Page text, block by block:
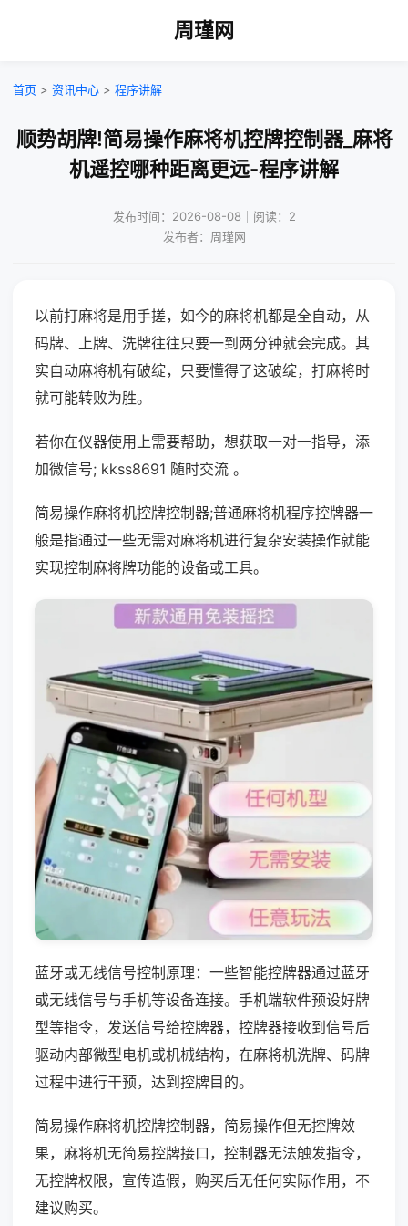
周瑾网
首页 > 资讯中心 > 程序讲解
顺势胡牌!简易操作麻将机控牌控制器_麻将
机遥控哪种距离更远-程序讲解
发布时间：2026-08-08｜阅读：2
发布者：周瑾网
以前打麻将是用手搓，如今的麻将机都是全自动，从
码牌、上牌、洗牌往往只要一到两分钟就会完成。其
实自动麻将机有破绽，只要懂得了这破绽，打麻将时
就可能转败为胜。
若你在仪器使用上需要帮助，想获取一对一指导，添
加微信号; kkss8691 随时交流 。
简易操作麻将机控牌控制器;普通麻将机程序控牌器一
般是指通过一些无需对麻将机进行复杂安装操作就能
实现控制麻将牌功能的设备或工具。
蓝牙或无线信号控制原理：一些智能控牌器通过蓝牙
或无线信号与手机等设备连接。手机端软件预设好牌
型等指令，发送信号给控牌器，控牌器接收到信号后
驱动内部微型电机或机械结构，在麻将机洗牌、码牌
过程中进行干预，达到控牌目的。
简易操作麻将机控牌控制器，简易操作但无控牌效
果，麻将机无简易控牌接口，控制器无法触发指令，
无控牌权限，宣传造假，购买后无任何实际作用，不
建议购买。